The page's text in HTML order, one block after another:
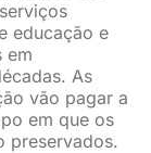
educação e
em
As
vão pagar a
em que os
preservados.